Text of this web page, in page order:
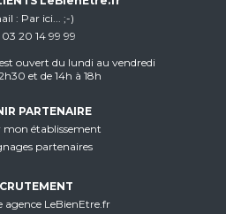
Par ici... ;-)
03 20 14 99 99
ouvert du lundi au vendredi
et de 14h à 18h
PARTENAIRE
mon établissement
partenaires
agence LeBienEtre.fr